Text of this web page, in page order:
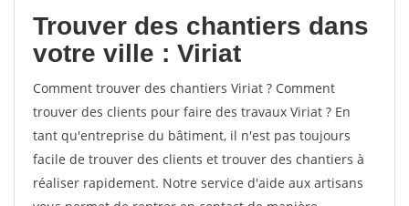
Trouver des chantiers dans
votre ville : Viriat
Comment trouver des chantiers Viriat ? Comment
trouver des clients pour faire des travaux Viriat ? En
tant qu'entreprise du bâtiment, il n'est pas toujours
facile de trouver des clients et trouver des chantiers à
réaliser rapidement. Notre service d'aide aux artisans